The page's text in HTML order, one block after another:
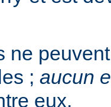
ne
; aucun
eux.